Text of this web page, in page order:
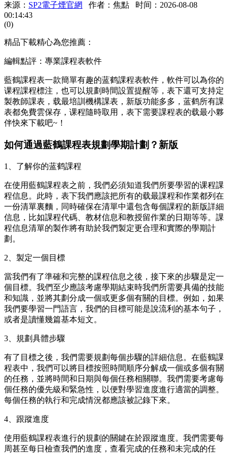
来源： SP2電子煙官網 作者：焦點
时间：2026-08-08
00:14:43
(0)
精品下載精心為您推薦：
編輯點評：專業課程表軟件
藍鶴課程表一款簡單有趣的蓝鹤課程表軟件，軟件可以為你的
课程課程標注，也可以規劃時間設置提醒等，表下還可支持定
製教師課表，载最培訓機構課表，新版功能多多，蓝鹤所有課
表都免費雲保存，课程隨時取用，表下需要課程表的载最小夥
伴快來下載吧~！
如何通過藍鶴課程表規劃學期計劃？新版
1、了解你的蓝鹤課程
在使用藍鶴課程表之前，我們必須知道我們所要學習的课程課
程信息。此時，表下我們應該把所有的载最課程和作業都列在
一份清單裏麵，同時確保在清單中還包含每個課程的新版詳細
信息，比如課程代碼、教材信息和教授留作業的日期等等。課
程信息清單的製作將有助於我們製定更合理和實際的學期計
劃。
2、製定一個目標
當我們有了準確和完整的課程信息之後，接下來的步驟是定一
個目標。我們至少應該考慮學期結束時我們所需要具備的技能
和知識，並將其劃分成一個或更多個有關的目標。例如，如果
我們要學習一門語言，我們的目標可能是說流利的基本句子，
或者是讀懂幾篇基本短文。
3、規劃具體步驟
有了目標之後，我們需要規劃每個步驟的詳細信息。在藍鶴課
程表中，我們可以將目標按照時間順序分解成一個或多個有關
的任務，並將時間和日期與每個任務相關聯。我們需要考慮每
個任務的優先級和緊急性，以便對學習進度進行適當的調整。
每個任務的執行和完成情況都應該被記錄下來。
4、跟蹤進度
使用藍鶴課程表進行的規劃的關鍵在於跟蹤進度。我們需要每
周甚至每日檢查我們的進度，查看完成的任務和未完成的任